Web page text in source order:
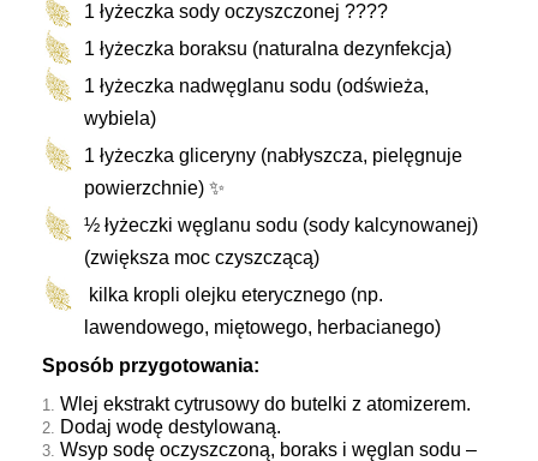
1 łyżeczka sody oczyszczonej ????
1 łyżeczka boraksu (naturalna dezynfekcja)
1 łyżeczka nadwęglanu sodu (odświeża,
wybiela)
1 łyżeczka gliceryny (nabłyszcza, pielęgnuje
powierzchnie) ✨
½ łyżeczki węglanu sodu (sody kalcynowanej)
(zwiększa moc czyszczącą)
kilka kropli olejku eterycznego (np.
lawendowego, miętowego, herbacianego)
Sposób przygotowania:
Wlej ekstrakt cytrusowy do butelki z atomizerem.
Dodaj wodę destylowaną.
Wsyp sodę oczyszczoną, boraks i węglan sodu –